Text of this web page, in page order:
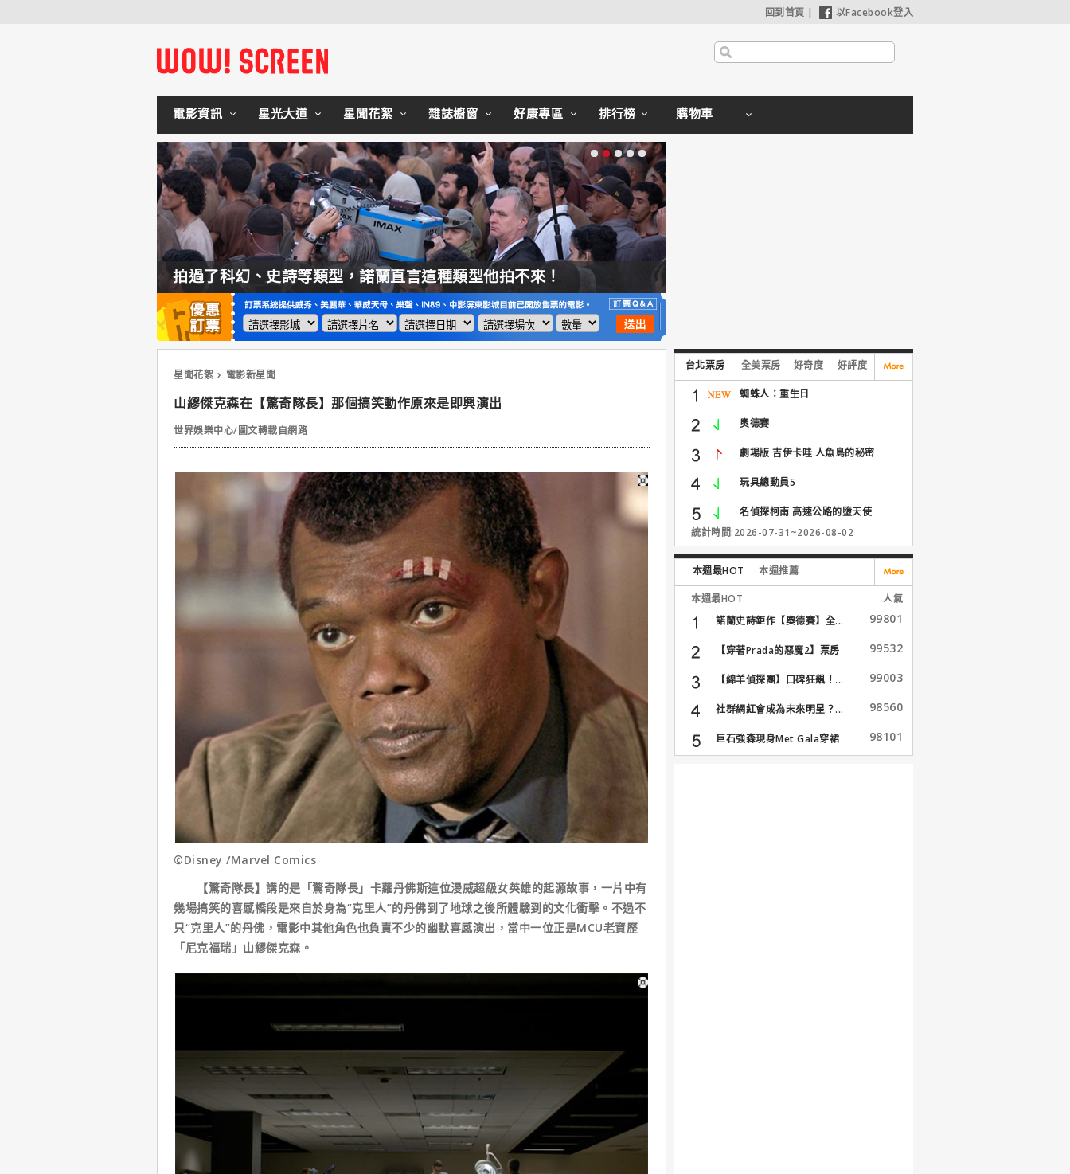
回到首頁 | 以Facebook登入
電影資訊 星光大道 星聞花絮 雜誌櫥窗 好康專區 排行榜 購物車
拍過了科幻、史詩等類型，諾蘭直言這種類型他拍不來！
星聞花絮 電影新星聞
山繆傑克森在【驚奇隊長】那個搞笑動作原來是即興演出
世界娛樂中心/圖文轉載自網路
©Disney /Marvel Comics
【驚奇隊長】講的是「驚奇隊長」卡蘿丹佛斯這位漫威超級女英雄的起源故事，一片中有
幾場搞笑的喜感橋段是來自於身為“克里人”的丹佛到了地球之後所體驗到的文化衝擊。不過不
只“克里人”的丹佛，電影中其他角色也負責不少的幽默喜感演出，當中一位正是MCU老資歷
「尼克福瑞」山繆傑克森。
台北票房 全美票房 好奇度 好評度
蜘蛛人：重生日
奧德賽
劇場版 吉伊卡哇 人魚島的秘密
玩具總動員5
名偵探柯南 高速公路的墮天使
統計時間:2026-07-31~2026-08-02
本週最HOT 本週推薦
本週最HOT
人氣
諾蘭史詩鉅作【奧德賽】全...
99801
【穿著Prada的惡魔2】票房
99532
【綿羊偵探團】口碑狂飆！... 99003
社群網紅會成為未來明星？... 98560
巨石強森現身Met Gala穿裙
子...
98101